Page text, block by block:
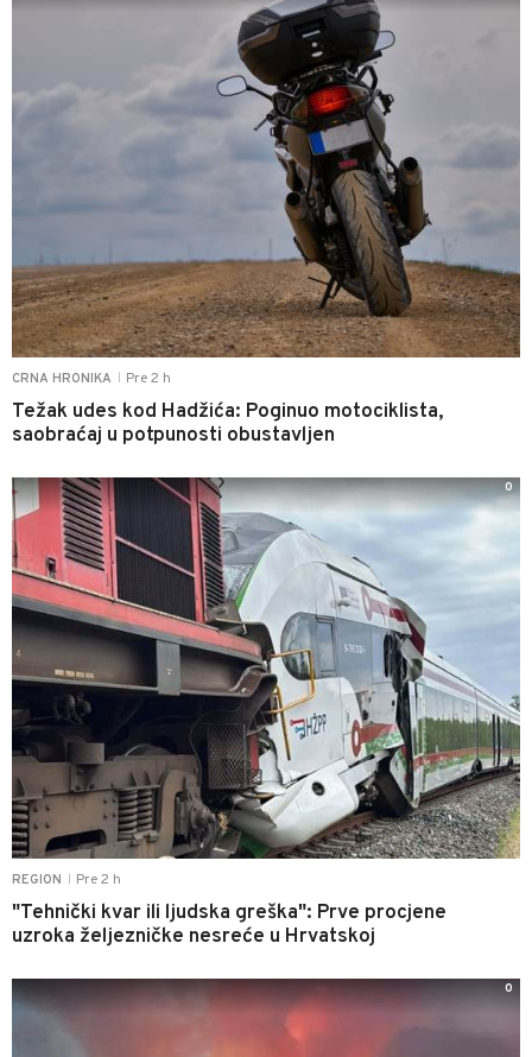
CRNA HRONIKA Pre 2 h
Težak udes kod Hadžića: Poginuo motociklista,
saobraćaj u potpunosti obustavljen
REGION Pre 2 h
"Tehnički kvar ili ljudska greška": Prve procjene
uzroka željezničke nesreće u Hrvatskoj
0
0